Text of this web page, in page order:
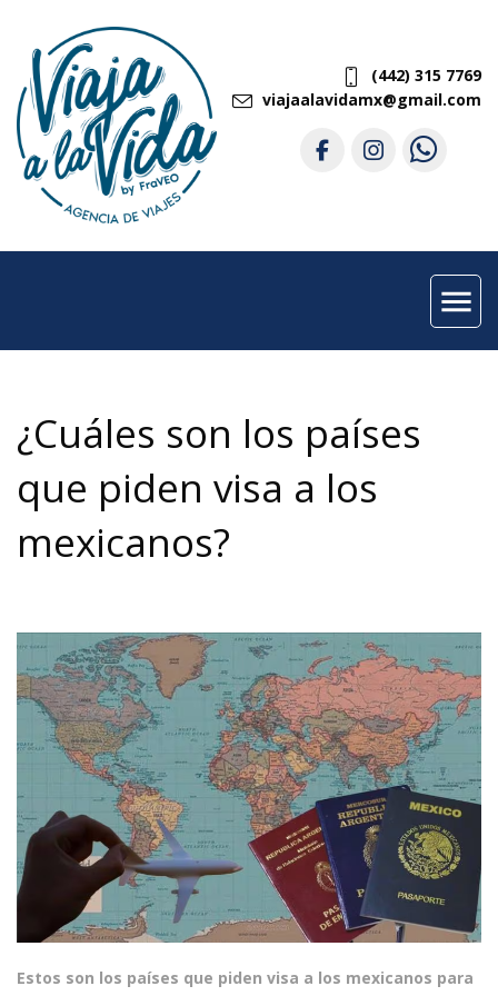
(442) 315 7769
viajaalavidamx@gmail.com
menu
¿Cuáles son los países
que piden visa a los
mexicanos?
Estos son los países que piden visa a los mexicanos para